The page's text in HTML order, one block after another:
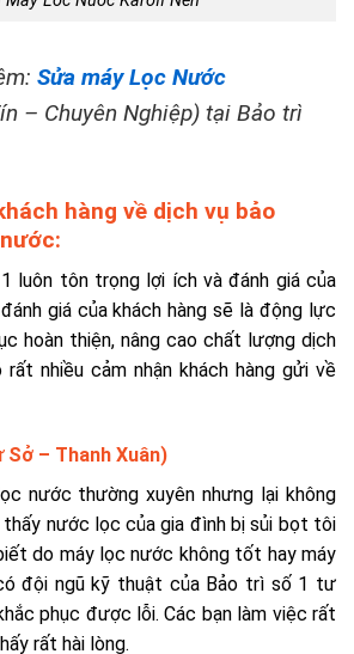
Sửa máy Lọc Nước
– Chuyên Nghiệp) tại Bảo trì
hàng về dịch vụ bảo
luôn tôn trọng lợi ích và đánh giá của
giá của khách hàng sẽ là động lực
hoàn thiện, nâng cao chất lượng dịch
nhiều cảm nhận khách hàng gửi về
Sở – Thanh Xuân)
nước thường xuyên nhưng lại không
nước lọc của gia đình bị sủi bọt tôi
do máy lọc nước không tốt hay máy
đội ngũ kỹ thuật của Bảo trì số 1 tư
phục được lỗi. Các bạn làm việc rất
rất hài lòng.